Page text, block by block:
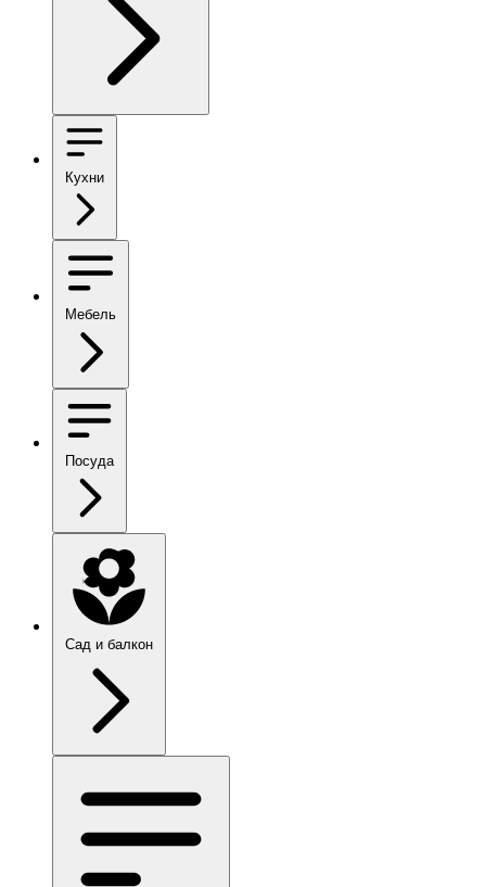
Кухни
Мебель
Посуда
Сад и балкон